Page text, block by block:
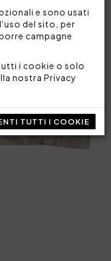
e sono usati
del sito, per
campagne
i cookie o solo
nostra Privacy
TUTTI I COOKIE